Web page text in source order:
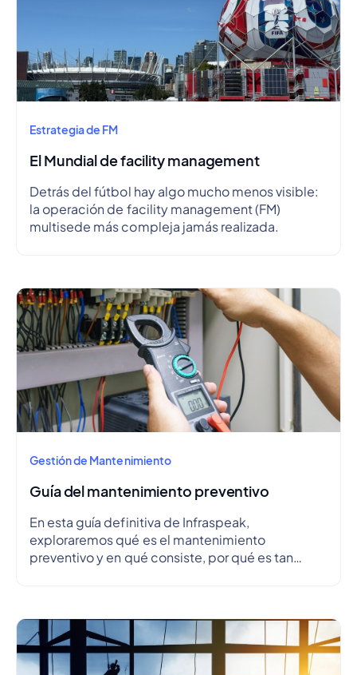
Estrategia de FM
El Mundial de facility management
Detrás del fútbol hay algo mucho menos visible:
la operación de facility management (FM)
multisede más compleja jamás realizada.
Gestión de Mantenimiento
Guía del mantenimiento preventivo
En esta guía definitiva de Infraspeak,
exploraremos qué es el mantenimiento
preventivo y en qué consiste, por qué es tan
cronograma.